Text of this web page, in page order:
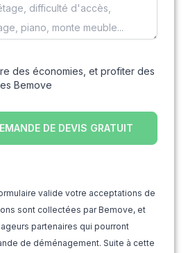
des économies, et profiter des
Bemove
valide votre acceptations de
sont collectées par Bemove, et
partenaires qui pourront
de déménagement. Suite à cette